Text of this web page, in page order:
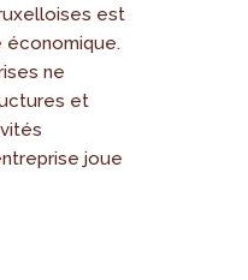
est
économique.
ne
et
joue